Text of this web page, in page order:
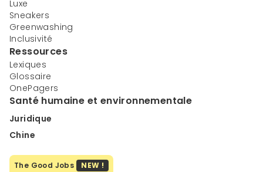
Luxe
Sneakers
Greenwashing
Inclusivité
Ressources
Lexiques
Glossaire
OnePagers
Santé humaine et environnementale
Juridique
Chine
The Good Jobs NEW !